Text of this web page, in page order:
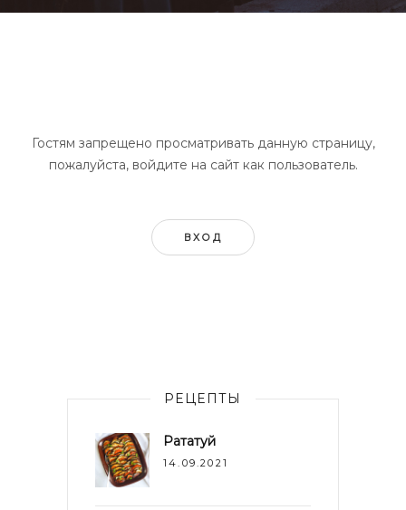
Гостям запрещено просматривать данную страницу,
пожалуйста, войдите на сайт как пользователь.
ВХОД
РЕЦЕПТЫ
Рататуй
14.09.2021